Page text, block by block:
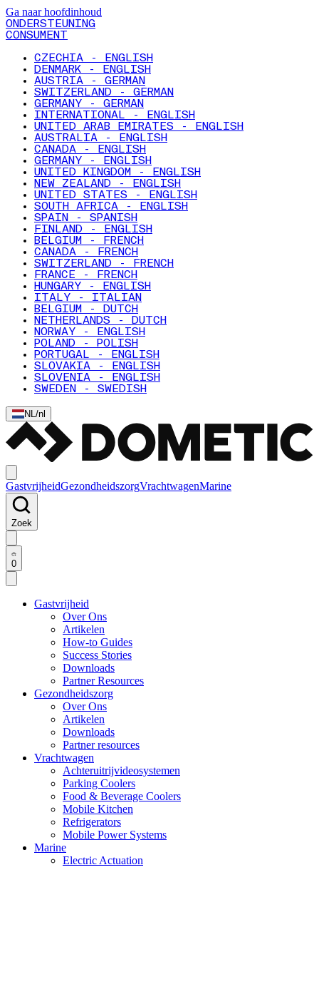
Ga naar hoofdinhoud
ONDERSTEUNING
CONSUMENT
CZECHIA - ENGLISH
DENMARK - ENGLISH
AUSTRIA - GERMAN
SWITZERLAND - GERMAN
GERMANY - GERMAN
INTERNATIONAL - ENGLISH
UNITED ARAB EMIRATES - ENGLISH
AUSTRALIA - ENGLISH
CANADA - ENGLISH
GERMANY - ENGLISH
UNITED KINGDOM - ENGLISH
NEW ZEALAND - ENGLISH
UNITED STATES - ENGLISH
SOUTH AFRICA - ENGLISH
SPAIN - SPANISH
FINLAND - ENGLISH
BELGIUM - FRENCH
CANADA - FRENCH
SWITZERLAND - FRENCH
FRANCE - FRENCH
HUNGARY - ENGLISH
ITALY - ITALIAN
BELGIUM - DUTCH
NETHERLANDS - DUTCH
NORWAY - ENGLISH
POLAND - POLISH
PORTUGAL - ENGLISH
SLOVAKIA - ENGLISH
SLOVENIA - ENGLISH
SWEDEN - SWEDISH
NL/nl
GastvrijheidGezondheidszorgVrachtwagenMarine
Zoek
0
Gastvrijheid
Over Ons
Artikelen
How-to Guides
Success Stories
Downloads
Partner Resources
Gezondheidszorg
Over Ons
Artikelen
Downloads
Partner resources
Vrachtwagen
Achteruitrijvideosystemen
Parking Coolers
Food & Beverage Coolers
Mobile Kitchen
Refrigerators
Mobile Power Systems
Marine
Electric Actuation